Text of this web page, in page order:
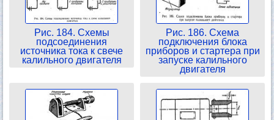
Рис. 184. Схемы
подсоединения
источника тока к свече
калильного двигателя
Рис. 186. Схема
подключения блока
приборов и стартера при
запуске калильного
двигателя